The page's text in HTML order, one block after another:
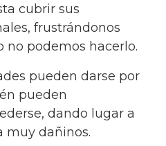
cubrir sus
frustrándonos
no podemos hacerlo.
pueden darse por
pueden
dando lugar a
muy dañinos.